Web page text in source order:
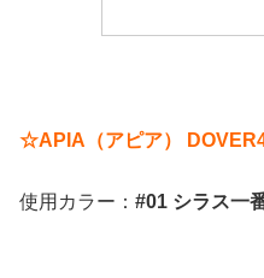
☆APIA（アピア）
使用カラー： #01 シラス一